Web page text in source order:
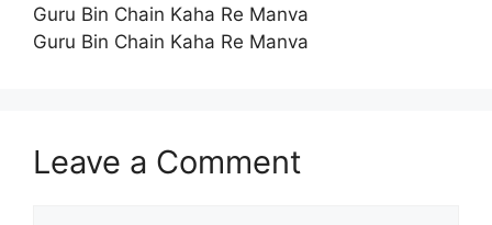
Guru Bin Chain Kaha Re Manva
Guru Bin Chain Kaha Re Manva
Leave a Comment